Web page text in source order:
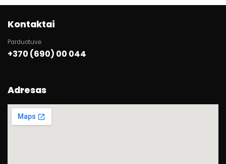
Kontaktai
Parduotuvė
+370 (690) 00 044
Adresas